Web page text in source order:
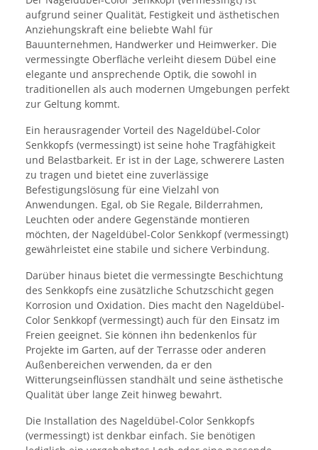
aufgrund seiner Qualität, Festigkeit und ästhetischen
Anziehungskraft eine beliebte Wahl für
Bauunternehmen, Handwerker und Heimwerker. Die
vermessingte Oberfläche verleiht diesem Dübel eine
elegante und ansprechende Optik, die sowohl in
traditionellen als auch modernen Umgebungen perfekt
zur Geltung kommt.
Ein herausragender Vorteil des Nageldübel-Color
Senkkopfs (vermessingt) ist seine hohe Tragfähigkeit
und Belastbarkeit. Er ist in der Lage, schwerere Lasten
zu tragen und bietet eine zuverlässige
Befestigungslösung für eine Vielzahl von
Anwendungen. Egal, ob Sie Regale, Bilderrahmen,
Leuchten oder andere Gegenstände montieren
möchten, der Nageldübel-Color Senkkopf (vermessingt)
gewährleistet eine stabile und sichere Verbindung.
Darüber hinaus bietet die vermessingte Beschichtung
des Senkkopfs eine zusätzliche Schutzschicht gegen
Korrosion und Oxidation. Dies macht den Nageldübel-
Color Senkkopf (vermessingt) auch für den Einsatz im
Freien geeignet. Sie können ihn bedenkenlos für
Projekte im Garten, auf der Terrasse oder anderen
Außenbereichen verwenden, da er den
Witterungseinflüssen standhält und seine ästhetische
Qualität über lange Zeit hinweg bewahrt.
Die Installation des Nageldübel-Color Senkkopfs
(vermessingt) ist denkbar einfach. Sie benötigen